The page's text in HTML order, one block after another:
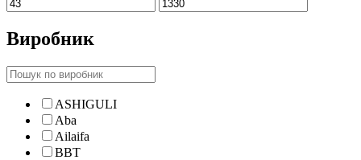
Виробник
ASHIGULI
Aba
Ailaifa
BBT